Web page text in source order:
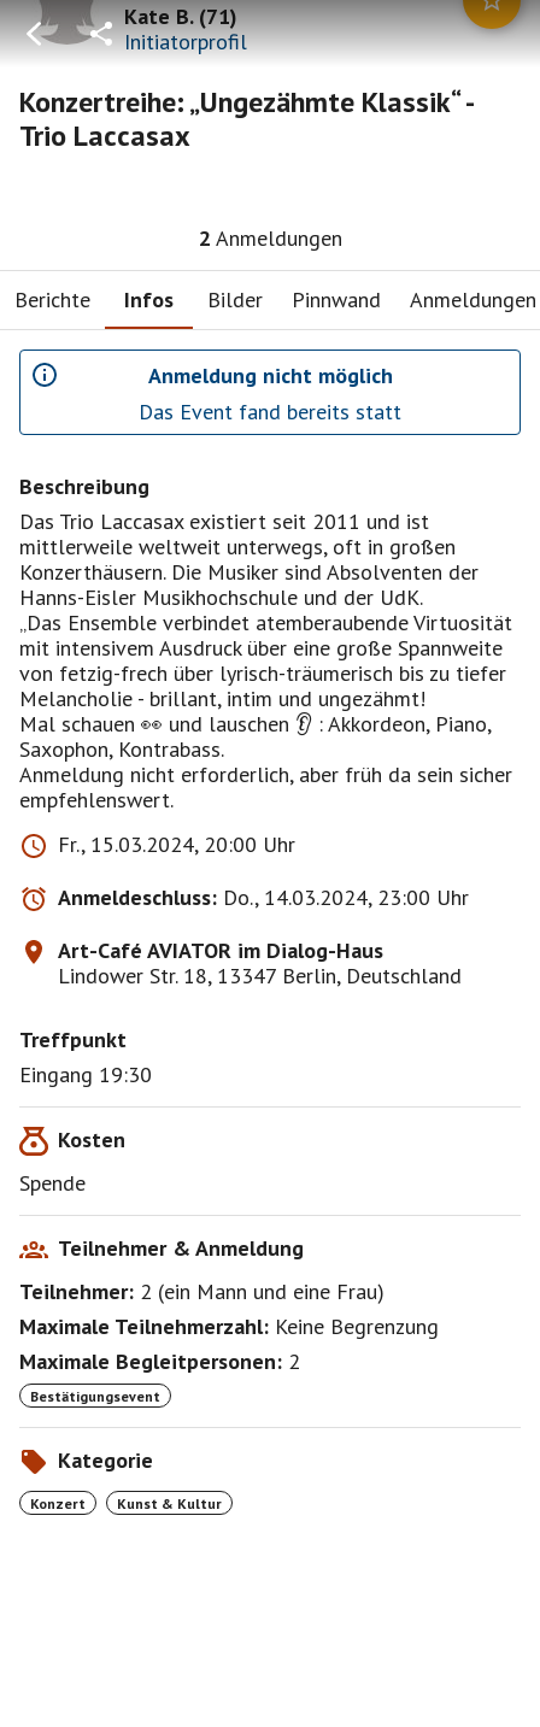
Kate B.(71)
Initiatorprofil
Konzertreihe: „Ungezähmte Klassik“ -
Trio Laccasax
2 Anmeldungen
Berichte Infos Bilder Pinnwand Anmeldungen
Anmeldung nicht möglich
Das Event fand bereits statt
Beschreibung
Das Trio Laccasax existiert seit 2011 und ist
mittlerweile weltweit unterwegs, oft in großen
Konzerthäusern. Die Musiker sind Absolventen der
Hanns-Eisler Musikhochschule und der UdK.
„Das Ensemble verbindet atemberaubende Virtuosität
mit intensivem Ausdruck über eine große Spannweite
von fetzig-frech über lyrisch-träumerisch bis zu tiefer
Melancholie - brillant, intim und ungezähmt!
Mal schauen 👀 und lauschen 👂 : Akkordeon, Piano,
Saxophon, Kontrabass.
Anmeldung nicht erforderlich, aber früh da sein sicher
empfehlenswert.
Fr., 15.03.2024, 20:00 Uhr
Anmeldeschluss: Do., 14.03.2024, 23:00 Uhr
Art-Café AVIATOR im Dialog-Haus
Lindower Str. 18, 13347 Berlin, Deutschland
Treffpunkt
Eingang 19:30
Kosten
Spende
Teilnehmer & Anmeldung
Teilnehmer: 2 (ein Mann und eine Frau)
Maximale Teilnehmerzahl: Keine Begrenzung
Maximale Begleitpersonen: 2
Bestätigungsevent
Kategorie
Konzert Kunst & Kultur